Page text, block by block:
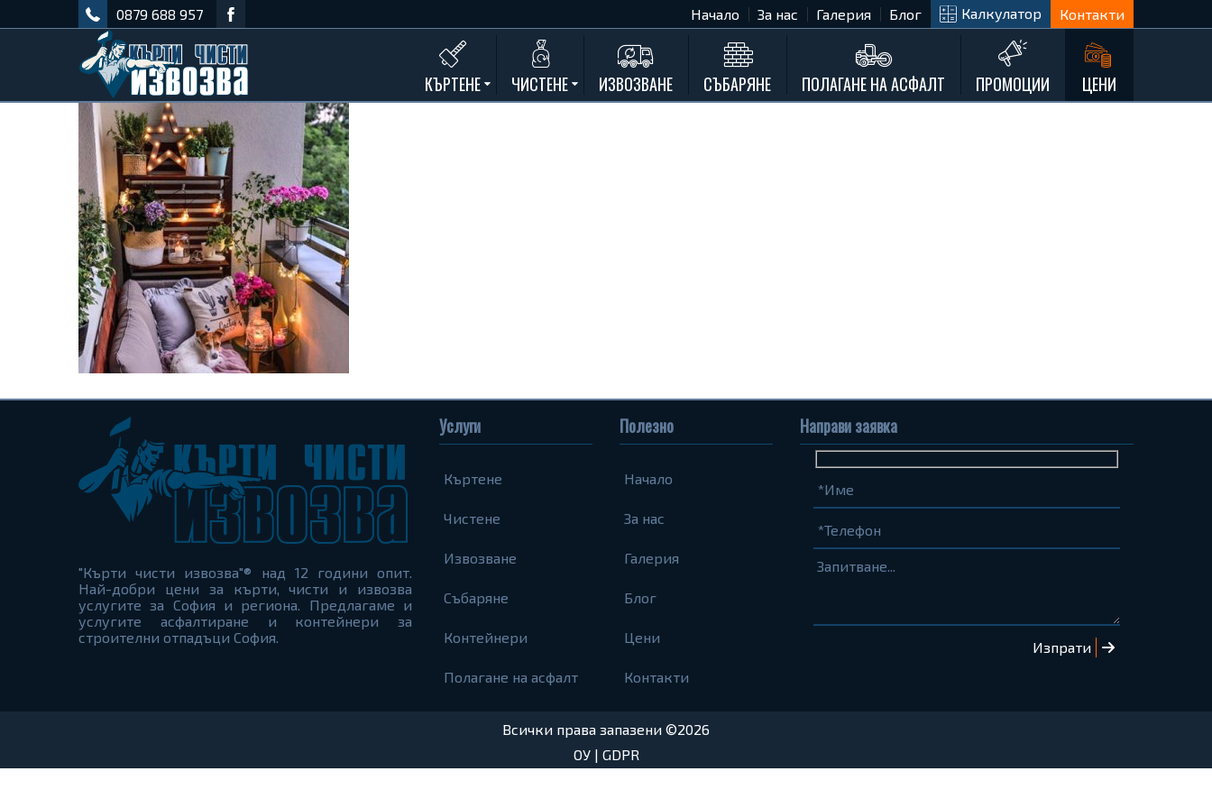
0879 688 957 Начало За нас Галерия Блог Калкулатор Контакти
КЪРТЕНЕ ЧИСТЕНЕ ИЗВОЗВАНЕ СЪБАРЯНЕ ПОЛАГАНЕ НА АСФАЛТ ПРОМОЦИИ ЦЕНИ
"Кърти чисти извозва"® над 12 години опит.
Най-добри цени за кърти, чисти и извозва
услугите за София и региона. Предлагаме и
услугите асфалтиране и контейнери за
строителни отпадъци София.
Услуги
Къртене
Чистене
Извозване
Събаряне
Контейнери
Полагане на асфалт
Полезно
Начало
За нас
Галерия
Блог
Цени
Контакти
Направи заявка
Име
(задължително)
Телефон
(задължително)
Запитване...
Всички права запазени ©2026
ОУ| GDPR